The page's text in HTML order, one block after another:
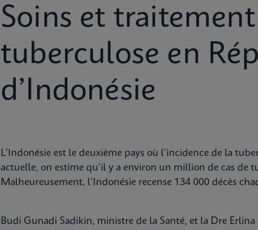
Soins et
tuberculose en
d’Indonésie
L’Indonésie est le deuxième pays où l’incidence de la
actuelle, on estime qu’il y a environ un million de cas de
Malheureusement, l’Indonésie recense 134 000 décès
Budi Gunadi Sadikin, ministre de la Santé, et la Dre